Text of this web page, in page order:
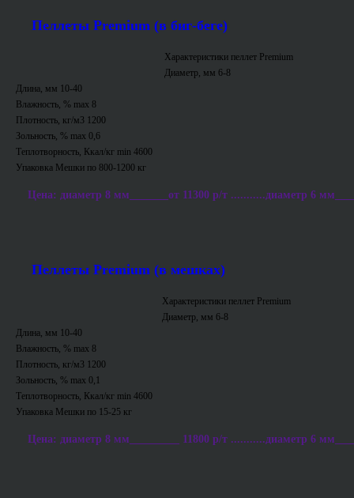
Пеллеты Premium (в биг-беге)
Характеристики пеллет Premium
Диаметр, мм 6-8
Длина, мм 10-40
Влажность, % max 8
Плотность, кг/м3 1200
Зольность, % max 0,6
Теплотворность, Ккал/кг min 4600
Упаковка Мешки по 800-1200 кг
Цена: диаметр 8 мм_______от 11300 р/т ...........диаметр 6
Пеллеты Premium (в мешках)
Характеристики пеллет Premium
Диаметр, мм 6-8
Длина, мм 10-40
Влажность, % max 8
Плотность, кг/м3 1200
Зольность, % max 0,1
Теплотворность, Ккал/кг min 4600
Упаковка Мешки по 15-25 кг
Цена: диаметр 8 мм_________ 11800 р/т ...........диаметр 6